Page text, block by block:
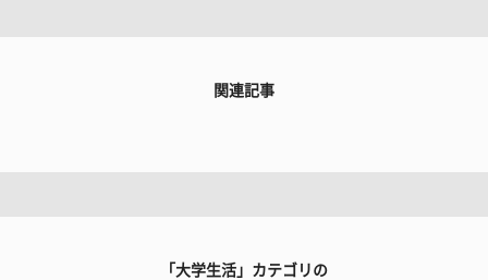
関連記事
「大学生活」カテゴリの